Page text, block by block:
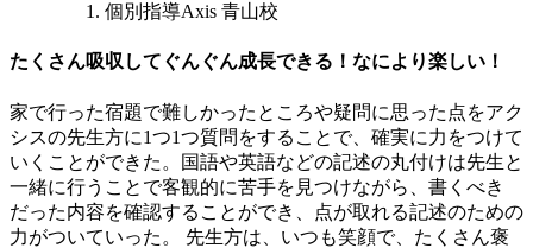
個別指導Axis 青山校
たくさん吸収してぐんぐん成長できる！なにより楽しい！
家で行った宿題で難しかったところや疑問に思った点をアク
シスの先生方に1つ1つ質問をすることで、確実に力をつけて
いくことができた。国語や英語などの記述の丸付けは先生と
一緒に行うことで客観的に苦手を見つけながら、書くべき
だった内容を確認することができ、点が取れる記述のための
力がついていった。 先生方は、いつも笑顔で、たくさん褒